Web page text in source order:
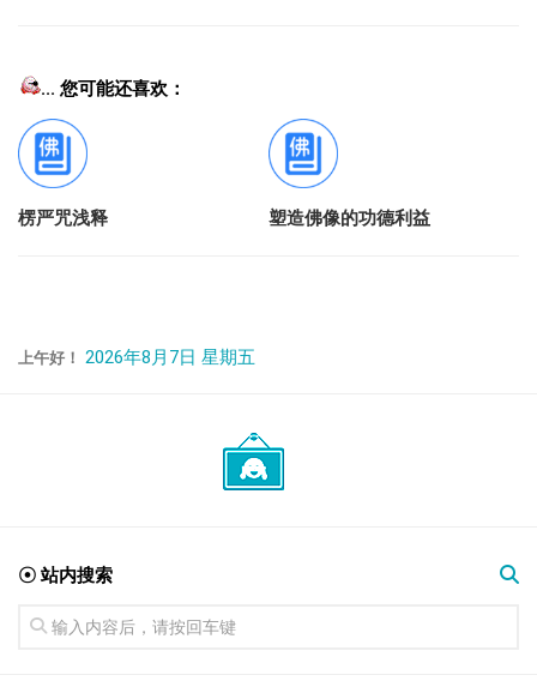
... 您可能还喜欢：
楞严咒浅释 塑造佛像的功德利益
上午好！ 2026年8月7日 星期五
☉ 站内搜索